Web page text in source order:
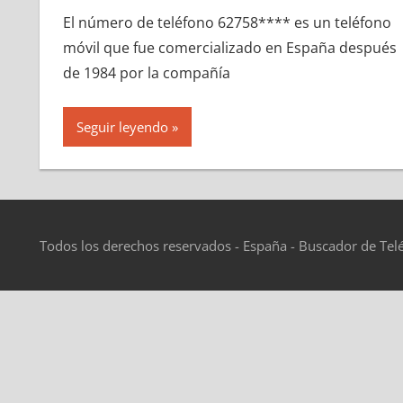
El número dе teléfono 62758**** es un teléfono
móvil quе fue comercializado en España después
dе 1984 pοr la compañía
Seguir leyendo
Todos los derechos reservados - España - Buscador de